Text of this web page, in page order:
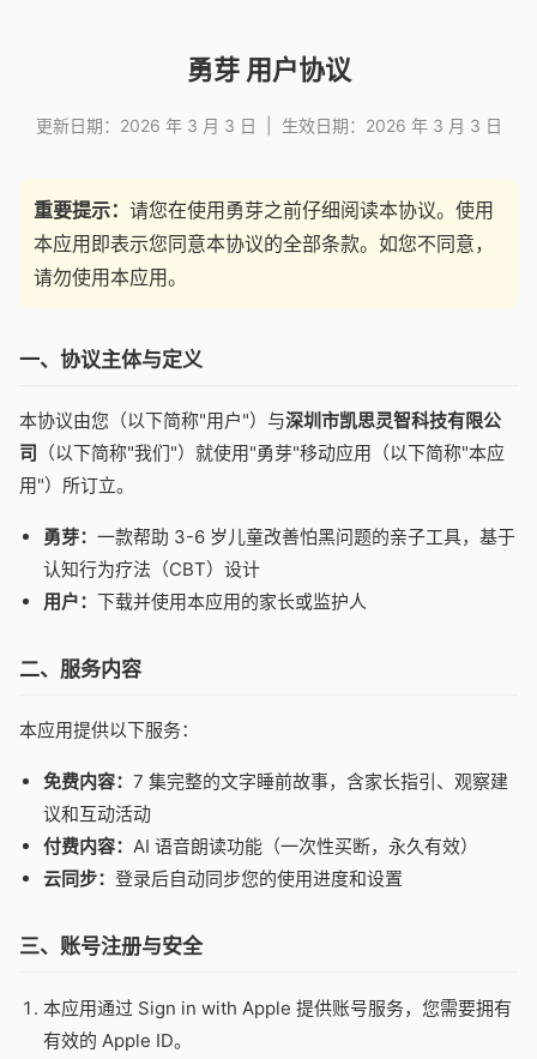
勇芽 用户协议
更新日期：2026 年 3 月 3 日 | 生效日期：2026 年 3 月 3 日
重要提示： 请您在使用勇芽之前仔细阅读本协议。使用
本应用即表示您同意本协议的全部条款。如您不同意，
请勿使用本应用。
一、协议主体与定义
本协议由您（以下简称"用户"）与深圳市凯思灵智科技有限公
司 （以下简称"我们"）就使用"勇芽"移动应用（以下简称"本应
用"）所订立。
勇芽： 一款帮助 3-6 岁儿童改善怕黑问题的亲子工具，基于
认知行为疗法（CBT）设计
用户： 下载并使用本应用的家长或监护人
二、服务内容
本应用提供以下服务：
免费内容： 7 集完整的文字睡前故事，含家长指引、观察建
议和互动活动
付费内容： AI 语音朗读功能（一次性买断，永久有效）
云同步： 登录后自动同步您的使用进度和设置
三、账号注册与安全
本应用通过 Sign in with Apple 提供账号服务，您需要拥有
有效的 Apple ID。